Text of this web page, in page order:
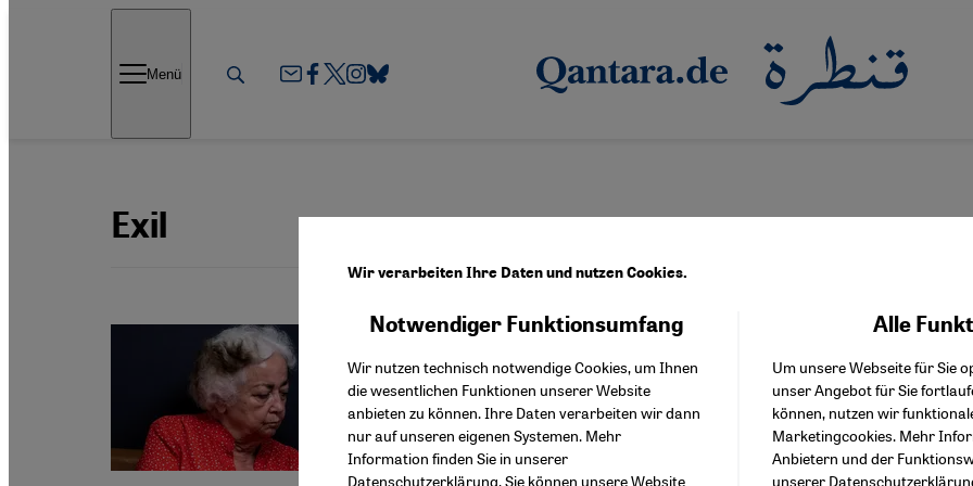
Menü
Exil
Iranische Autorin Shahrnush Parsipur
Schreiben gegen das Verbot
Mit Shahrnush Parsipur verliert Iran eine seiner unbeugsamsten
Männer“ schrieb gegen Zensur und Unterdrückung an. Zuletzt
verklären.
Wir verarbeiten Ihre Daten und nutzen Cookies.
Notwendiger Funktionsumfang
Wir nutzen technisch notwendige Cookies, um Ihnen
die wesentlichen Funktionen unserer Website
anbieten zu können. Ihre Daten verarbeiten wir dann
nur auf unseren eigenen Systemen. Mehr
Information finden Sie in unserer
Datenschutzerklärung. Sie können unsere Website
Alle
Um unsere Webseite für Sie
unser Angebot für Sie
können, nutzen wir
Marketingcookies. Mehr
Anbietern und der
unserer
Facebook Embed /
Twitter Embed
Instagram Embed
Youtube Embed
Google Maps Embed